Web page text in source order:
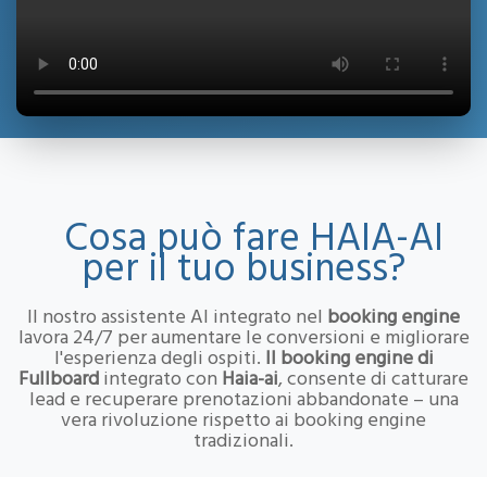
Cosa può fare HAIA-AI
per il tuo business?
Il nostro assistente AI integrato nel booking engine
lavora 24/7 per aumentare le conversioni e migliorare
l'esperienza degli ospiti. Il booking engine di
Fullboardintegrato con Haia-ai, consente di catturare
lead e recuperare prenotazioni abbandonate – una
vera rivoluzione rispetto ai booking engine
tradizionali.